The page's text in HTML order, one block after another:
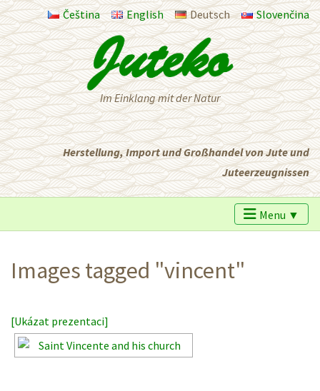
Čeština English Deutsch Slovenčina
Im Einklang mit der Natur
Herstellung, Import und Großhandel von Jute und
Juteerzeugnissen
Menu ▼
Images tagged "vincent"
[Ukázat prezentaci]